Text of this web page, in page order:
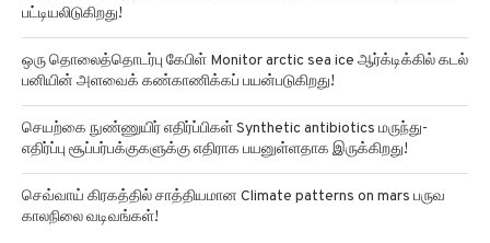
ஒரு தொலைத்தொடர்பு கேபிள் Monitor arctic sea ice ஆர்க்டிக்கில் கடல்
பனியின் அளவைக் கண்காணிக்கப் பயன்படுகிறது!
செயற்கை நுண்ணுயிர் எதிர்ப்பிகள் Synthetic antibiotics மருந்து-
எதிர்ப்பு சூப்பர்பக்குகளுக்கு எதிராக பயனுள்ளதாக இருக்கிறது!
செவ்வாய் கிரகத்தில் சாத்தியமான Climate patterns on mars பருவ
காலநிலை வடிவங்கள்!